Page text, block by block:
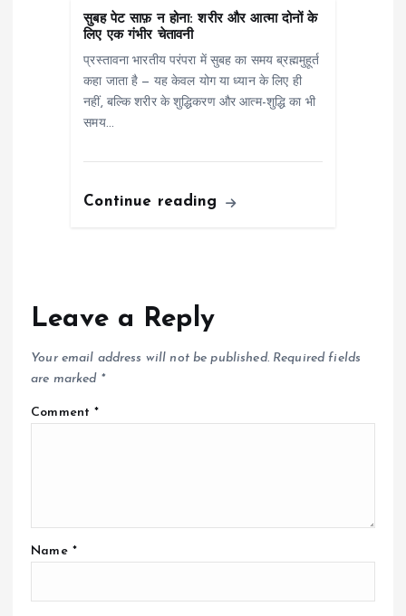
सुबह पेट साफ़ न होना: शरीर और आत्मा दोनों के
लिए एक गंभीर चेतावनी
प्रस्तावना भारतीय परंपरा में सुबह का समय ब्रह्ममुहूर्त
कहा जाता है — यह केवल योग या ध्यान के लिए ही
नहीं, बल्कि शरीर के शुद्धिकरण और आत्म-शुद्धि का भी
समय…
Continue reading
Leave a Reply
Your email address will not be published. Required fields
are marked *
Comment*
Name *